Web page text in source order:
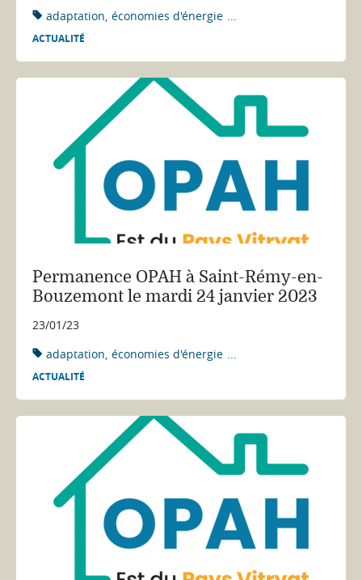
adaptation économies d'énergie ...
ACTUALITÉ
Permanence OPAH à Saint-Rémy-en-
Bouzemont le mardi 24 janvier 2023
23/01/23
adaptation économies d'énergie ...
ACTUALITÉ